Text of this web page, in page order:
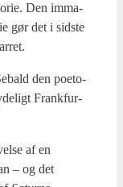
Den imma­
gør det i sid­ste
den poe­to­
Frank­fur­
af en
– og det